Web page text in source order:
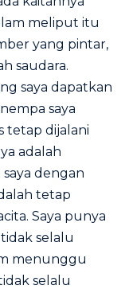
meliput itu
yang pintar,
saudara.
saya dapatkan
saya
tetap dijalani
adalah
dengan
tetap
Saya punya
selalu
menunggu
selalu